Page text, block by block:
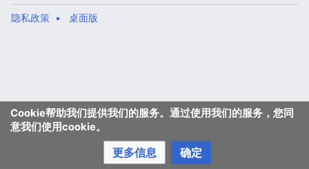
Cookie帮助我们提供我们的服务。通过使用我们的服务，您同
意我们使用cookie。
更多信息 确定
隐私政策 桌面版